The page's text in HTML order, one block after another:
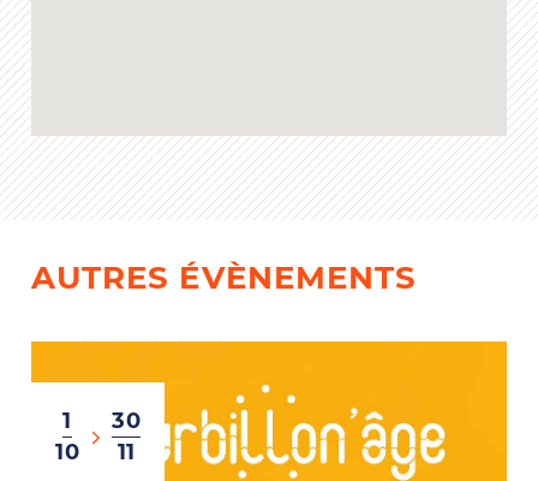
AUTRES ÉVÈNEMENTS
1
10
30
11